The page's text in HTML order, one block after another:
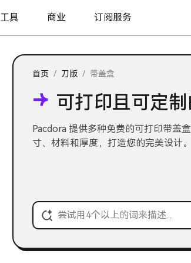
工具 商业 订阅服务
首页 / 刀版 / 带盖盒
可打印且可定
Pacdora 提供多种免费的可打印带盖
寸、材料和厚度，打造您的完美设计。
尝试用4个以上的词来描述...